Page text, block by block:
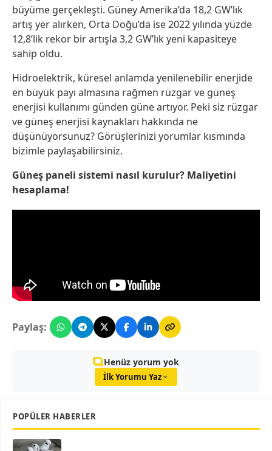
büyüme gerçekleşti. Güney Amerika’da 18,2 GW’lık
artış yer alırken, Orta Doğu’da ise 2022 yılında yüzde
12,8’lik rekor bir artışla 3,2 GW’lık yeni kapasiteye
sahip oldu.
Hidroelektrik, küresel anlamda yenilenebilir enerjide
en büyük payı almasına rağmen rüzgar ve güneş
enerjisi kullanımı günden güne artıyor. Peki siz rüzgar
ve güneş enerjisi kaynakları hakkında ne
düşünüyorsunuz? Görüşlerinizi yorumlar kısmında
bizimle paylaşabilirsiniz.
Güneş paneli sistemi nasıl kurulur? Maliyetini
hesaplama!
Paylaş:
Henüz yorum yok
İlk Yorumu Yaz
POPÜLER HABERLER